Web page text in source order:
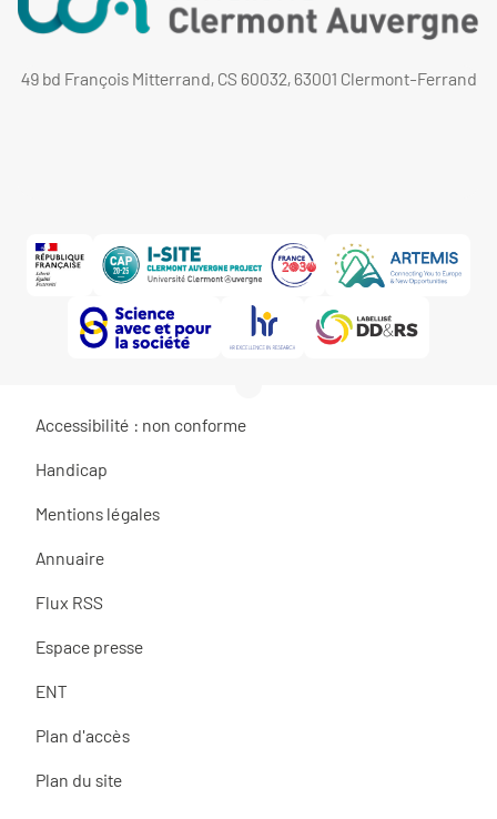
49 bd François Mitterrand, CS 60032, 63001 Clermont-Ferrand
Accessibilité : non conforme
Handicap
Mentions légales
Annuaire
Flux RSS
Espace presse
ENT
Plan d'accès
Plan du site